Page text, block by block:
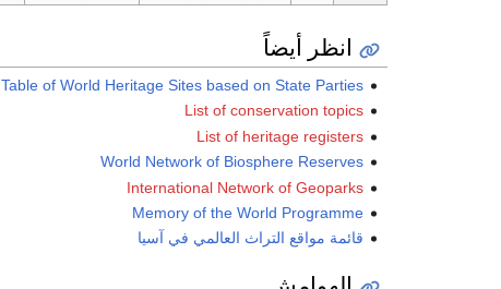
انظر أيضاً
Table of World Heritage Sites based on State Parties
List of conservation topics
List of heritage registers
World Network of Biosphere Reserves
International Network of Geoparks
Memory of the World Programme
قائمة مواقع التراث العالمي في آسيا